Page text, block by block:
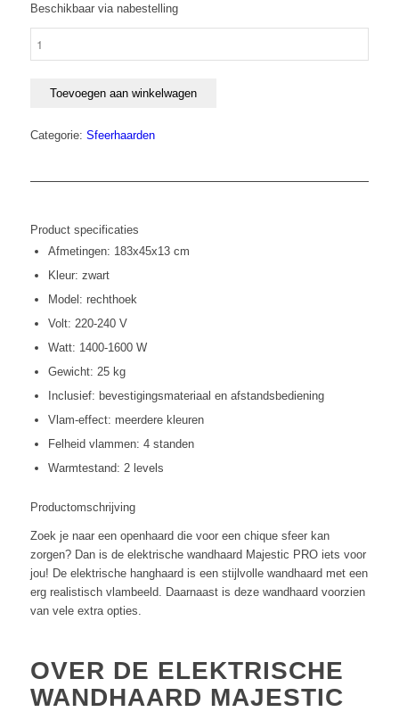
Beschikbaar via nabestelling
PRO
cm
Toevoegen aan winkelwagen
Categorie: Sfeerhaarden
Product specificaties
Afmetingen: 183x45x13 cm
Kleur: zwart
Model: rechthoek
Volt: 220-240 V
Watt: 1400-1600 W
Gewicht: 25 kg
Inclusief: bevestigingsmateriaal en afstandsbediening
Vlam-effect: meerdere kleuren
Felheid vlammen: 4 standen
Warmtestand: 2 levels
Productomschrijving
Zoek je naar een openhaard die voor een chique sfeer kan
zorgen? Dan is de elektrische wandhaard Majestic PRO iets voor
jou! De elektrische hanghaard is een stijlvolle wandhaard met een
erg realistisch vlambeeld. Daarnaast is deze wandhaard voorzien
van vele extra opties.
OVER DE ELEKTRISCHE
WANDHAARD MAJESTIC